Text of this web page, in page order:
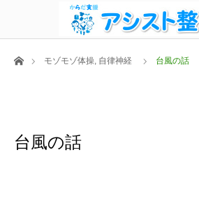
ホームモゾモゾ体操, 自律神経 台風の話
台風の話